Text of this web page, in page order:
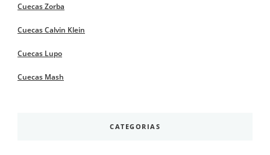
Cuecas Zorba
Cuecas Calvin Klein
Cuecas Lupo
Cuecas Mash
CATEGORIAS